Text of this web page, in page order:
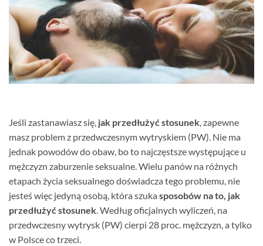
Jeśli zastanawiasz się, jak przedłużyć stosunek, zapewne
masz problem z przedwczesnym wytryskiem (PW). Nie ma
jednak powodów do obaw, bo to najczęstsze występujące u
mężczyzn zaburzenie seksualne. Wielu panów na różnych
etapach życia seksualnego doświadcza tego problemu, nie
jesteś więc jedyną osobą, która szuka sposobów na to, jak
przedłużyć stosunek. Według oficjalnych wyliczeń, na
przedwczesny wytrysk (PW) cierpi 28 proc. mężczyzn, a tylko
w Polsce co trzeci.